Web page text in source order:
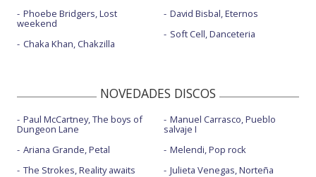
Phoebe Bridgers, Lost
weekend
Chaka Khan, Chakzilla
David Bisbal, Eternos
Soft Cell, Danceteria
NOVEDADES DISCOS
Paul McCartney, The boys of
Dungeon Lane
Ariana Grande, Petal
The Strokes, Reality awaits
Manuel Carrasco, Pueblo
salvaje I
Melendi, Pop rock
Julieta Venegas, Norteña